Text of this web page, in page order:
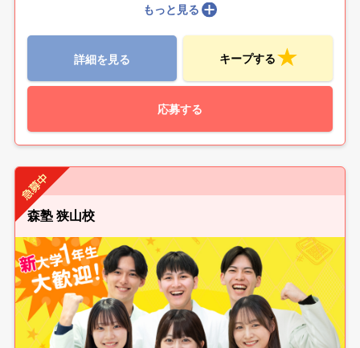
もっと見る
詳細を見る キープする
応募する
森塾 狭山校